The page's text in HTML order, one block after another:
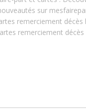
sur
remerciement décès
remerciement